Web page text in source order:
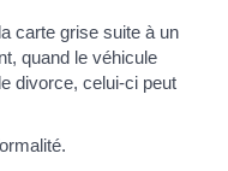
carte grise suite à un
quand le véhicule
divorce, celui-ci peut